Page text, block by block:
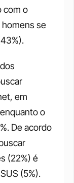
com o
homens se
em
o
De acordo
(22%) é
(5%).